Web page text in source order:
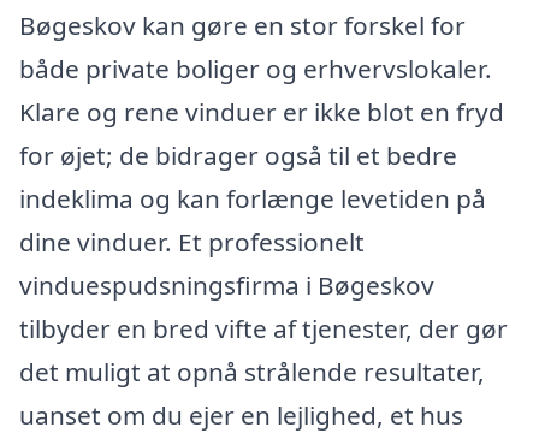
Bøgeskov kan gøre en stor forskel for
både private boliger og erhvervslokaler.
Klare og rene vinduer er ikke blot en fryd
for øjet; de bidrager også til et bedre
indeklima og kan forlænge levetiden på
dine vinduer. Et professionelt
vinduespudsningsfirma i Bøgeskov
tilbyder en bred vifte af tjenester, der gør
det muligt at opnå strålende resultater,
uanset om du ejer en lejlighed, et hus